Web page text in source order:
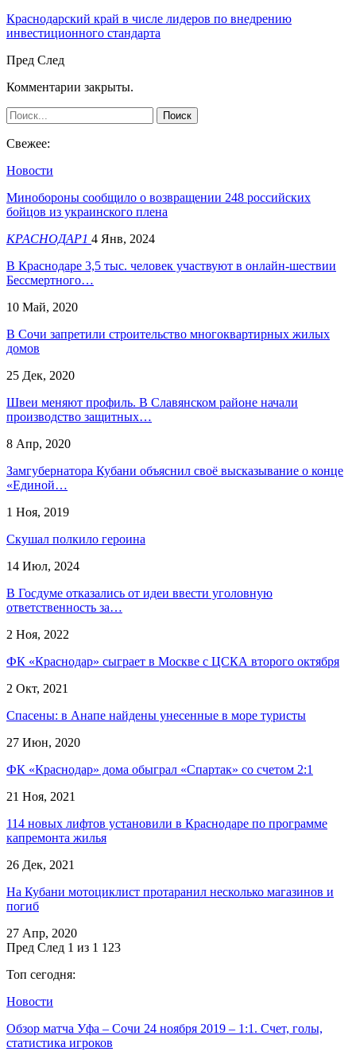
Краснодарский край в числе лидеров по внедрению
инвестиционного стандарта
Пред След
Комментарии закрыты.
Свежее:
Новости
Минобороны сообщило о возвращении 248 российских
бойцов из украинского плена
КРАСНОДАР1 4 Янв, 2024
В Краснодаре 3,5 тыс. человек участвуют в онлайн-шествии
Бессмертного…
10 Май, 2020
В Сочи запретили строительство многоквартирных жилых
домов
25 Дек, 2020
Швеи меняют профиль. В Славянском районе начали
производство защитных…
8 Апр, 2020
Замгубернатора Кубани объяснил своё высказывание о конце
«Единой…
1 Ноя, 2019
Скушал полкило героина
14 Июл, 2024
В Госдуме отказались от идеи ввести уголовную
ответственность за…
2 Ноя, 2022
ФК «Краснодар» сыграет в Москве с ЦСКА второго октября
2 Окт, 2021
Спасены: в Анапе найдены унесенные в море туристы
27 Июн, 2020
ФК «Краснодар» дома обыграл «Спартак» со счетом 2:1
21 Ноя, 2021
114 новых лифтов установили в Краснодаре по программе
капремонта жилья
26 Дек, 2021
На Кубани мотоциклист протаранил несколько магазинов и
погиб
27 Апр, 2020
Пред След 1 из 1 123
Топ сегодня:
Новости
Обзор матча Уфа – Сочи 24 ноября 2019 – 1:1. Счет, голы,
статистика игроков